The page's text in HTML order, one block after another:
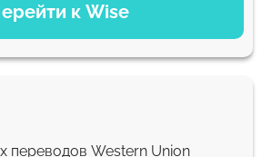
к Wise
банковским переводом
2 ч
переводов Western Union